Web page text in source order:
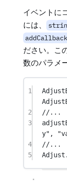
イベントに
には、
ださい。こ
数のパラメ
1
2
//...
3
y" ,
4
//...
5